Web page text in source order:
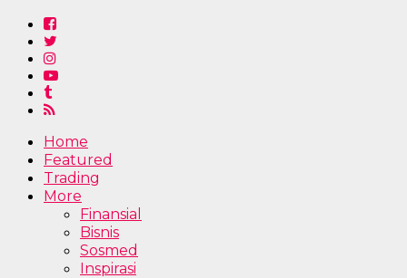
Home
Featured
Trading
More
Finansial
Bisnis
Sosmed
Inspirasi